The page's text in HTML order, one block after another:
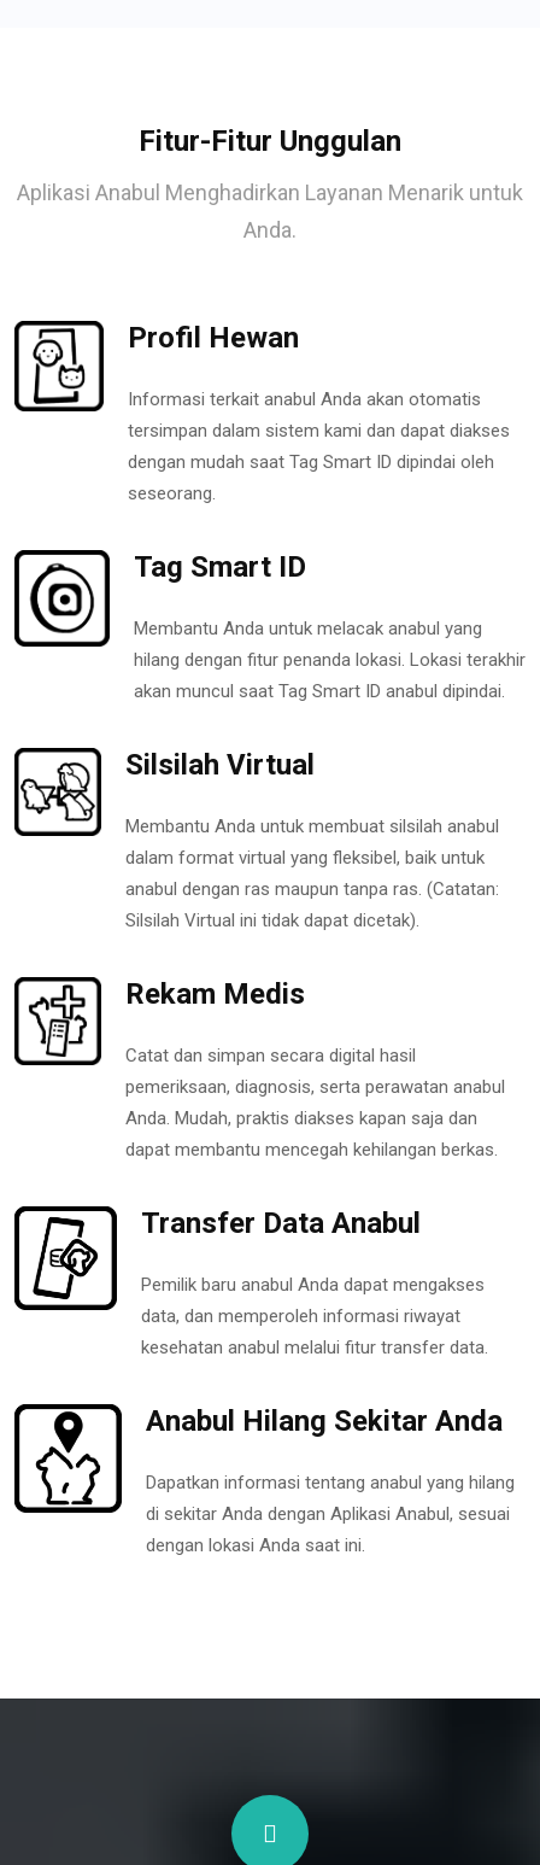
Fitur-Fitur Unggulan
Aplikasi Anabul Menghadirkan Layanan Menarik untuk
Anda.
Profil Hewan
Informasi terkait anabul Anda akan otomatis
tersimpan dalam sistem kami dan dapat diakses
dengan mudah saat Tag Smart ID dipindai oleh
seseorang.
Tag Smart ID
Membantu Anda untuk melacak anabul yang
hilang dengan fitur penanda lokasi. Lokasi terakhir
akan muncul saat Tag Smart ID anabul dipindai.
Silsilah Virtual
Membantu Anda untuk membuat silsilah anabul
dalam format virtual yang fleksibel, baik untuk
anabul dengan ras maupun tanpa ras. (Catatan:
Silsilah Virtual ini tidak dapat dicetak).
Rekam Medis
Catat dan simpan secara digital hasil
pemeriksaan, diagnosis, serta perawatan anabul
Anda. Mudah, praktis diakses kapan saja dan
dapat membantu mencegah kehilangan berkas.
Transfer Data Anabul
Pemilik baru anabul Anda dapat mengakses
data, dan memperoleh informasi riwayat
kesehatan anabul melalui fitur transfer data.
Anabul Hilang Sekitar Anda
Dapatkan informasi tentang anabul yang hilang
di sekitar Anda dengan Aplikasi Anabul, sesuai
dengan lokasi Anda saat ini.